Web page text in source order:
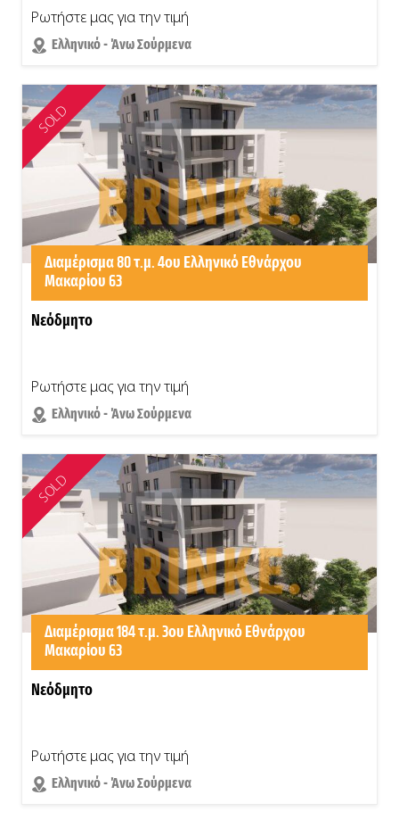
Ρωτήστε μας για την τιμή
Ελληνικό - Άνω Σούρμενα
SOLD
Διαμέρισμα 80 τ.μ. 4ου Ελληνικό Εθνάρχου
Μακαρίου 63
Νεόδμητο
Ρωτήστε μας για την τιμή
Ελληνικό - Άνω Σούρμενα
SOLD
Διαμέρισμα 184 τ.μ. 3ου Ελληνικό Εθνάρχου
Μακαρίου 63
Νεόδμητο
Ρωτήστε μας για την τιμή
Ελληνικό - Άνω Σούρμενα